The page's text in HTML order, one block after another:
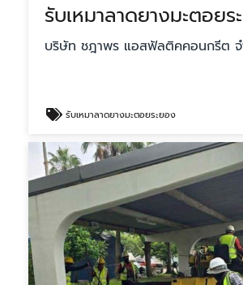
รับเหมาลาดยางมะตอยร
บริษัท ชฎาพร แอสฟัลติคคอนกรีต
รับเหมาลาดยางมะตอยระยอง